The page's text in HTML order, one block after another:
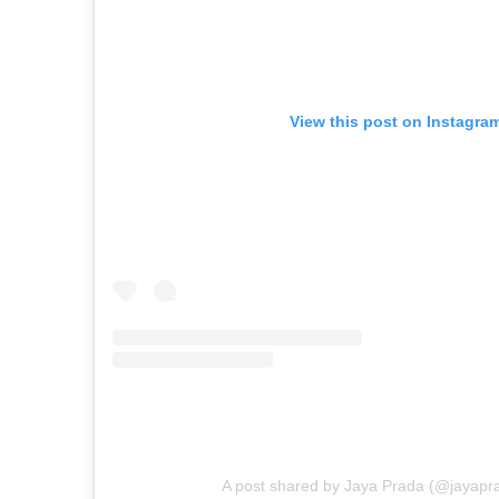
View this post on
A post shared by Jaya Prada